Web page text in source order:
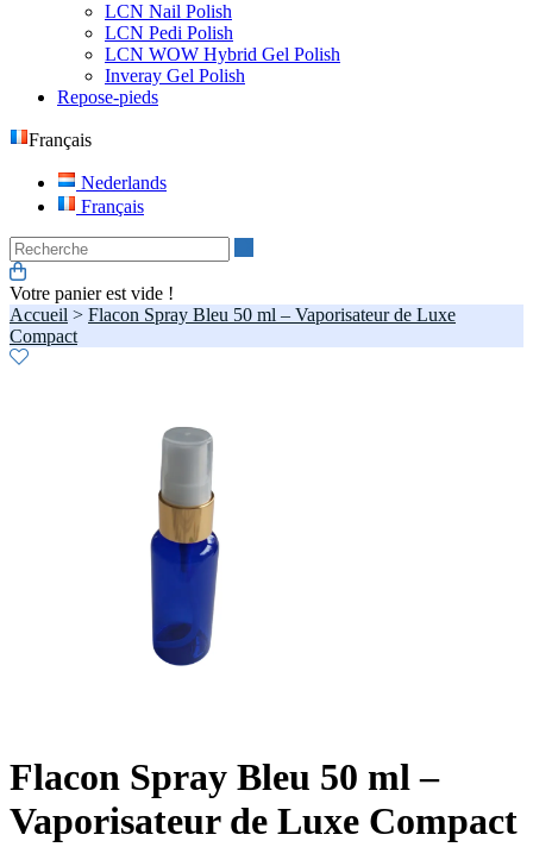
LCN Nail Polish
LCN Pedi Polish
LCN WOW Hybrid Gel Polish
Inveray Gel Polish
Repose-pieds
Français
Nederlands
Français
Votre panier est vide !
Accueil > Flacon Spray Bleu 50 ml – Vaporisateur de Luxe
Compact
Flacon Spray Bleu 50 ml –
Vaporisateur de Luxe Compact